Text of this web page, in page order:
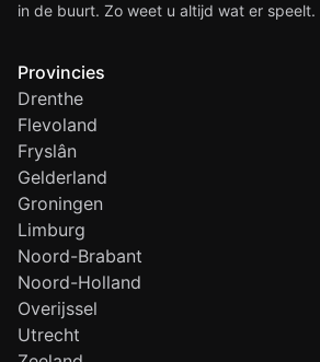
in de buurt. Zo weet u altijd wat er speelt.
Provincies
Drenthe
Flevoland
Fryslân
Gelderland
Groningen
Limburg
Noord-Brabant
Noord-Holland
Overijssel
Utrecht